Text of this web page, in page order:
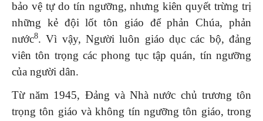
bảo vệ tự do tín ngưỡng, nhưng kiên quyết trừng trị
những kẻ đội lốt tôn giáo để phản Chúa, phản
nước8. Vì vậy, Người luôn giáo dục các bộ, đảng
viên tôn trọng các phong tục tập quán, tín ngưỡng
của người dân.
Từ năm 1945, Đảng và Nhà nước chủ trương tôn
trọng tôn giáo và không tín ngưỡng tôn giáo, trong